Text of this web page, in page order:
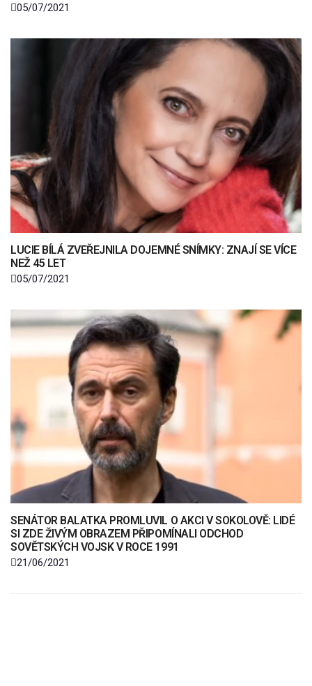
05/07/2021
LUCIE BÍLÁ ZVEŘEJNILA DOJEMNÉ SNÍMKY: ZNAJÍ SE VÍCE
NEŽ 45 LET
05/07/2021
SENÁTOR BALATKA PROMLUVIL O AKCI V SOKOLOVĚ: LIDÉ
SI ZDE ŽIVÝM OBRAZEM PŘIPOMÍNALI ODCHOD
SOVĚTSKÝCH VOJSK V ROCE 1991
21/06/2021